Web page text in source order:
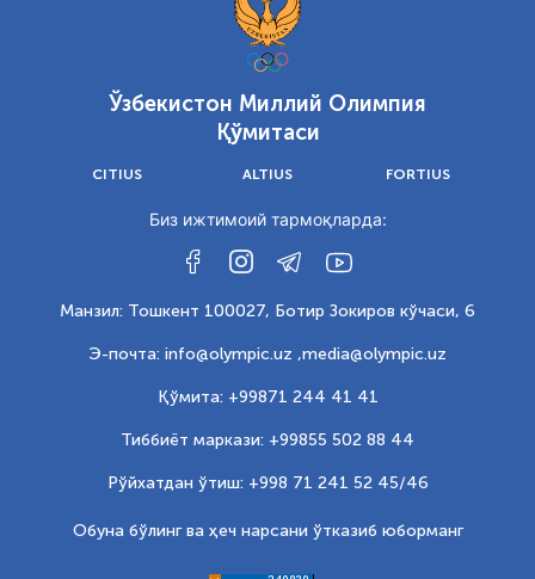
Ўзбекистон Миллий Олимпия
Қўмитаси
CITIUS ALTIUS FORTIUS
Биз ижтимоий тармоқларда:
Манзил: Тошкент 100027, Ботир Зокиров кўчаси, 6
Э-почта: info@olympic.uz ,media@olympic.uz
Қўмита: +99871 244 41 41
Тиббиёт маркази: +99855 502 88 44
Рўйхатдан ўтиш: +998 71 241 52 45/46
Обуна бўлинг ва ҳеч нарсани ўтказиб юборманг